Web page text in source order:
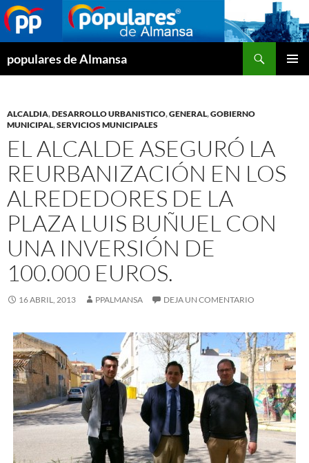
populares de Almansa
ALCALDIA,DESARROLLO URBANISTICO,GENERAL,GOBIERNO
MUNICIPAL,SERVICIOS MUNICIPALES
EL ALCALDE ASEGURÓ LA
REURBANIZACIÓN EN LOS
ALREDEDORES DE LA
PLAZA LUIS BUÑUEL CON
UNA INVERSIÓN DE
100.000 EUROS.
16 ABRIL, 2013 PPALMANSA DEJA UN COMENTARIO